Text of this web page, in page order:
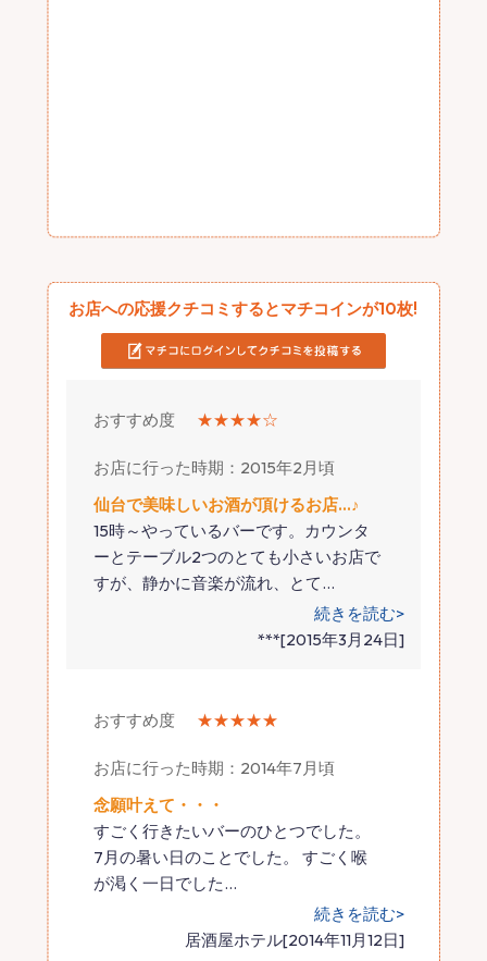
お店への応援クチコミするとマチコインが10枚!
おすすめ度 ★★★★☆
お店に行った時期：2015年2月頃
仙台で美味しいお酒が頂けるお店…♪
15時～やっているバーです。カウンタ
ーとテーブル2つのとても小さいお店で
すが、静かに音楽が流れ、とて…
続きを読む>
***[2015年3月24日]
おすすめ度 ★★★★★
お店に行った時期：2014年7月頃
念願叶えて・・・
すごく行きたいバーのひとつでした。
7月の暑い日のことでした。 すごく喉
が渇く一日でした…
続きを読む>
居酒屋ホテル[2014年11月12日]